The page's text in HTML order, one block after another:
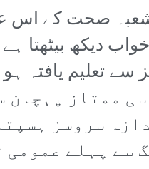
صحت کے اس
خواب دیکھ
ممتاز
سروسز
سے پہلے